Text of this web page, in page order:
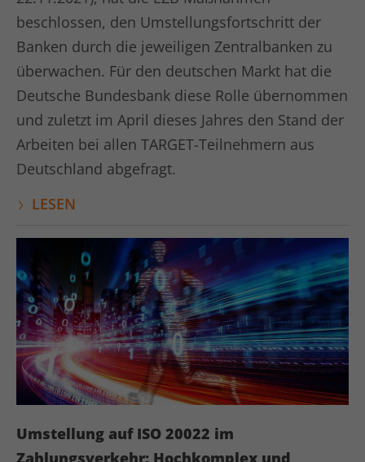
beschlossen, den Umstellungsfortschritt der
Banken durch die jeweiligen Zentralbanken zu
überwachen. Für den deutschen Markt hat die
Deutsche Bundesbank diese Rolle übernommen
und zuletzt im April dieses Jahres den Stand der
Arbeiten bei allen TARGET-Teilnehmern aus
Deutschland abgefragt.
LESEN
Umstellung auf ISO 20022 im
Zahlungsverkehr: Hochkomplex und
Name bcookie
Anbieter LinkedIn
Laufzeit 1 Jahr
Zweck
LinkedIn setzt dieses Cookie, um die
Nutzung von eingebetteten Diensten zu
verfolgen.
LinkedIn
Laufzeit 6 Monate
Zweck
Linkedin setzt dieses Cookie, um die
Zustimmung des Besuchers zur
Verwendung von Cookies für nicht
wesentliche Zwecke zu speichern.
Name lidc